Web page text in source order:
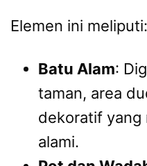
Elemen ini meliputi:
Batu Alam:
taman, area
dekoratif yang
alami.